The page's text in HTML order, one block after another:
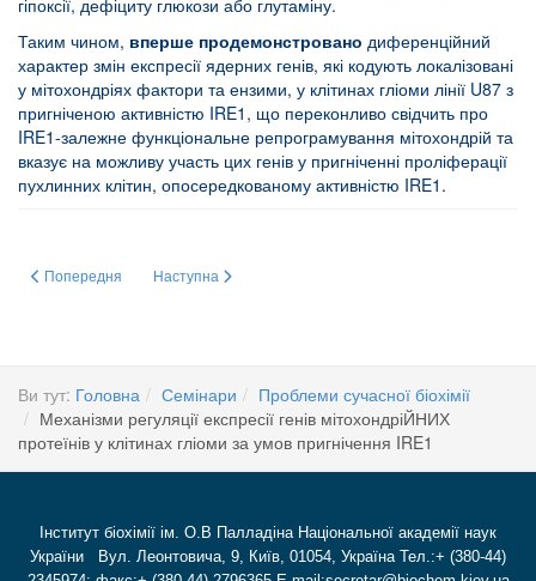
Таким чином, вперше продемонстровано диференційний
характер змін експресії ядерних генів, які кодують локалізовані
у мітохондріях фактори та ензими, у клітинах гліоми лінії U87 з
пригніченою активністю IRE1, що переконливо свідчить про
IRE1-залежне функціональне репрограмування мітохондрій та
вказує на можливу участь цих генів у пригніченні проліферації
пухлинних клітин, опосередкованому активністю IRE1.
Попередня стаття: Порушення та засоби корекції метаболізму альдегідів
Попередня Наступна стаття: Альдегідіндукована модифікація
Наступна
Ви тут: Головна Семінари
Проблеми сучасної біохімії
Механізми регуляції експресії генів мітохондріЙНИХ
протеїнів у клітинах гліоми за умов пригнічення IRE1
Інститут біохімії ім. О.В Палладіна Національної академії наук
України Вул. Леонтовича, 9, Київ, 01054, Україна Тел.:+ (380-44)